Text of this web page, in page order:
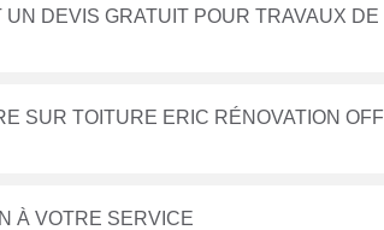
DEVIS GRATUIT POUR TRAVAUX DE
SUR TOITURE ERIC RÉNOVATION
À VOTRE SERVICE